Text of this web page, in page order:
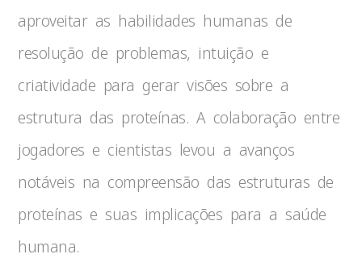
aproveitar as habilidades humanas de
resolução de problemas, intuição e
criatividade para gerar visões sobre a
estrutura das proteínas. A colaboração entre
jogadores e cientistas levou a avanços
notáveis na compreensão das estruturas de
proteínas e suas implicações para a saúde
humana.